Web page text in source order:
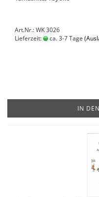
Art.Nr.: WK 3026
Lieferzeit:
ca. 3-7 Tage
IN